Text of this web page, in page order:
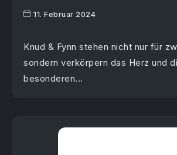
11. Februar 2024
Knud & Fynn stehen nicht nur für
sondern verkörpern das Herz und
besonderen...